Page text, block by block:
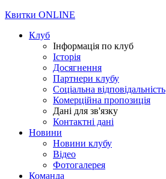
Квитки ONLINE
Клуб
Інформація по клуб
Історія
Досягнення
Партнери клубу
Соціальна відповідальність
Комерційна пропозиція
Дані для зв'язку
Контактні дані
Новини
Новини клубу
Відео
Фотогалерея
Команда